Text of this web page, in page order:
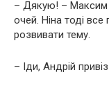
– Дякую! – Максим
очей. Ніна тоді все
розвивати тему.
– Іди, Андрій